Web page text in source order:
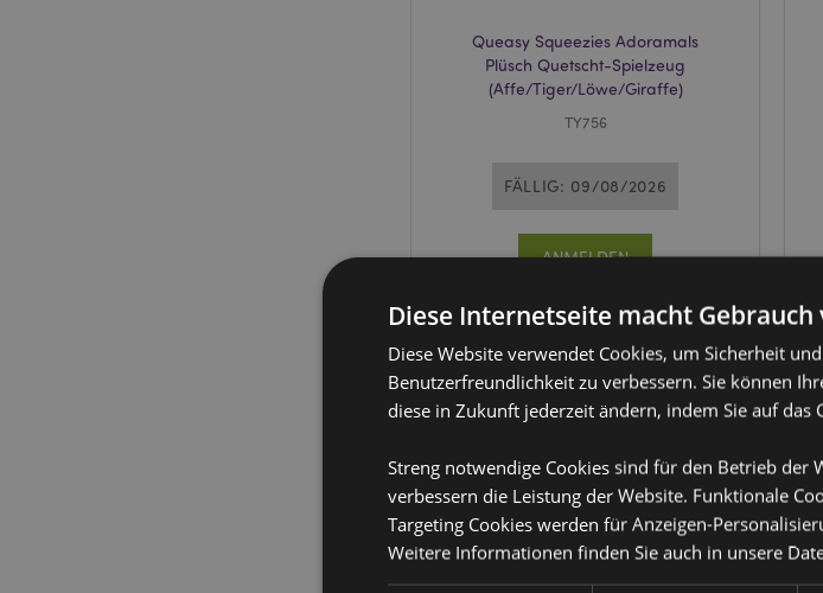
Queasy Squeezies Adoramals
Plüsch Quetscht-Spielzeug
(Affe/Tiger/Löwe/Giraffe)
TY756
FÄLLIG: 09/08/2026
ANMELDEN
Diese Internetseite macht Gebrauch
Diese Website verwendet Cookies, um Sicherheit
Benutzerfreundlichkeit zu verbessern. Sie können
diese in Zukunft jederzeit ändern, indem Sie auf das
Streng notwendige Cookies sind für den Betrieb der
verbessern die Leistung der Website. Funktionale
Targeting Cookies werden für Anzeigen-
Weitere Informationen finden Sie auch in unsere